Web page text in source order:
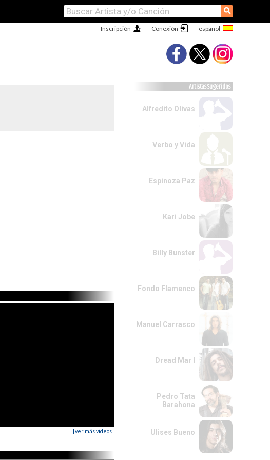
⚲
Conexión
Inscripción
[ver más videos]
Artistas Sugeridos
Alfredito Olivas
Verbo y Vida
Espinoza Paz
Kari Jobe
Billy Bunster
Fondo Flamenco
Manuel Carrasco
Dread Mar I
Pedro Tata
Barahona
Ulises Bueno